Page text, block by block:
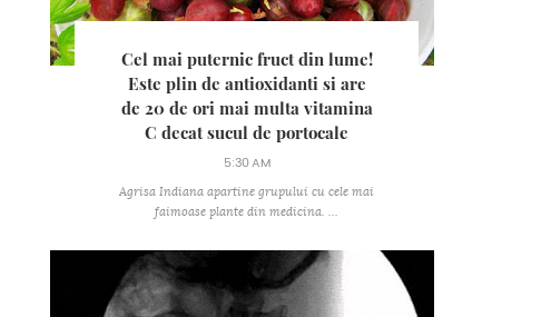
Cel mai puternic fruct din lume!
Este plin de antioxidanti si are
de 20 de ori mai multa vitamina
C decat sucul de portocale
5:30 AM
Agrisa Indiana apartine grupului cu cele mai
faimoase plante din medicina. ...